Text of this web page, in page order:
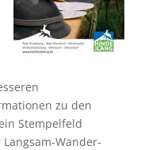
zu den
Stempelfeld
Wander-